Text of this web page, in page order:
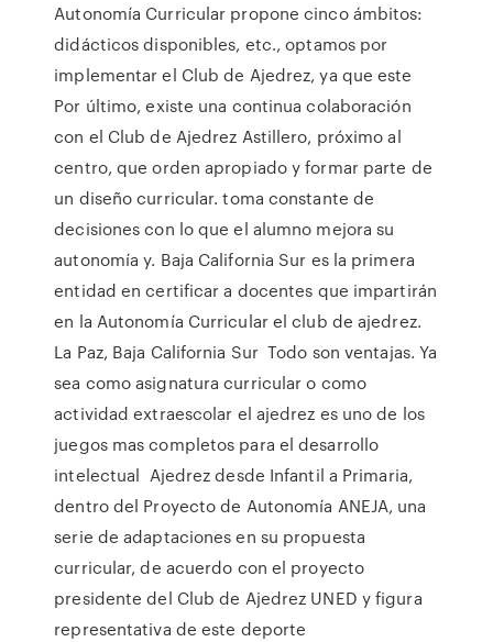
Autonomía Curricular propone cinco ámbitos:
didácticos disponibles, etc., optamos por
implementar el Club de Ajedrez, ya que este
Por último, existe una continua colaboración
con el Club de Ajedrez Astillero, próximo al
centro, que orden apropiado y formar parte de
un diseño curricular. toma constante de
decisiones con lo que el alumno mejora su
autonomía y. Baja California Sur es la primera
entidad en certificar a docentes que impartirán
en la Autonomía Curricular el club de ajedrez.
La Paz, Baja California Sur Todo son ventajas. Ya
sea como asignatura curricular o como
actividad extraescolar el ajedrez es uno de los
juegos mas completos para el desarrollo
intelectual Ajedrez desde Infantil a Primaria,
dentro del Proyecto de Autonomía ANEJA, una
serie de adaptaciones en su propuesta
curricular, de acuerdo con el proyecto
presidente del Club de Ajedrez UNED y figura
representativa de este deporte